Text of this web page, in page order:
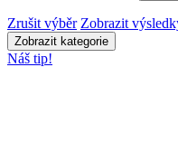
Zrušit výběr Zobrazit
Zobrazit kategorie
Náš tip!